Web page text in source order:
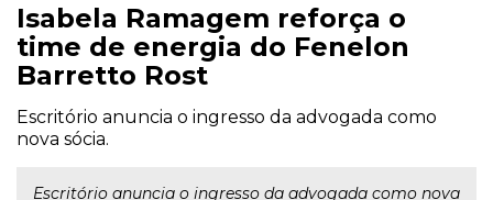
Isabela Ramagem reforça o
time de energia do Fenelon
Barretto Rost
Escritório anuncia o ingresso da advogada como
nova sócia.
Escritório anuncia o ingresso da advogada como nova